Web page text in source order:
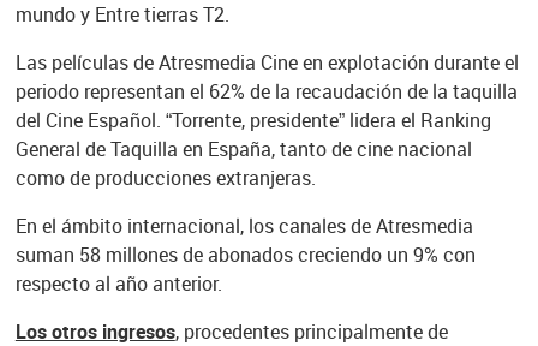
mundo y Entre tierras T2.
Las películas de Atresmedia Cine en explotación durante el
periodo representan el 62% de la recaudación de la taquilla
del Cine Español. “Torrente, presidente” lidera el Ranking
General de Taquilla en España, tanto de cine nacional
como de producciones extranjeras.
En el ámbito internacional, los canales de Atresmedia
suman 58 millones de abonados creciendo un 9% con
respecto al año anterior.
Los otros ingresos, procedentes principalmente de